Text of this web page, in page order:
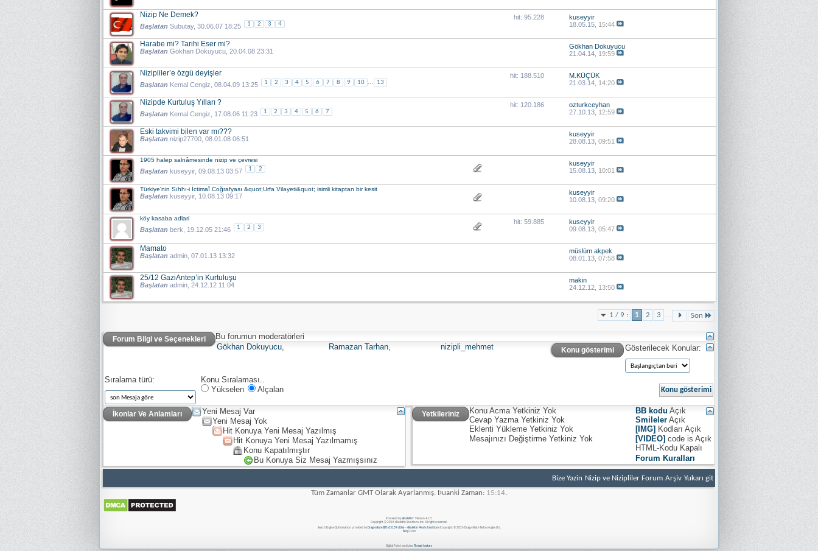
Nizip Ne Demek?
Başlatan Subutay, 30.06.07 18:25 1 2 3 4
hit: 95.228
kuseyyir
18.05.15, 15:44
Harabe mi? Tarihi Eser mi?
Başlatan Gökhan Dokuyucu , 20.04.08 23:31
Gökhan Dokuyucu
21.04.14, 19:59
Nizipliler’e özgü deyişler
Başlatan Kemal Cengiz , 08.04.09 13:25 1 2 3 4 5 6 7 8 9 10 ... 13
hit: 188.510
M.KÜÇÜK
21.03.14, 14:20
Nizipde Kurtuluş Yılları ?
Başlatan Kemal Cengiz , 17.08.06 11:23 1 2 3 4 5 6 7
hit: 120.186
ozturkceyhan
27.10.13, 12:59
Eski takvimi bilen var mı???
Başlatan nizip27700 , 08.01.08 06:51
kuseyyir
28.08.13, 09:51
1905 halep salnâmesinde nizip ve çevresi
Başlatan kuseyyir, 09.08.13 03:57 1 2
kuseyyir
15.08.13, 10:01
Türkiye'nin Sıhhı-i İctimaî Coğrafyası &quot;Urfa Vilayeti&quot; isimli kitaptan bir kesit
Başlatan kuseyyir, 10.08.13 09:17
kuseyyir
10.08.13, 09:20
köy kasaba adlari
Başlatan berk , 19.12.05 21:46 1 2 3
hit: 59.885
kuseyyir
09.08.13, 05:47
Mamato
Başlatan admin , 07.01.13 13:32
müslüm akpek
08.01.13, 07:58
25/12 GaziAntep’in Kurtuluşu
Başlatan admin , 24.12.12 11:04
makin
24.12.12, 13:50
1 / 9 : 1 2 3 Son
Forum Bilgi ve Seçenekleri
Bu forumun moderatörleri
Gökhan Dokuyucu
Ramazan Tarhan nizipli_mehmet Konu gösterimi Gösterilecek Konular:
Sıralama türü:
Konu Sıralaması..
Yükselen
Alçalan
İkonlar Ve Anlamları
Yeni Mesaj Var
Yeni Mesaj Yok
Hit Konuya Yeni Mesaj Yazılmış
Hit Konuya Yeni Mesaj Yazılmamış
Konu Kapatılmıştır
Bu Konuya Siz Mesaj Yazmışsınız
Yetkileriniz Konu Acma Yetkiniz Yok
Cevap Yazma Yetkiniz Yok
Eklenti Yükleme Yetkiniz Yok
Mesajınızı Değiştirme Yetkiniz Yok
BB kodu Açık
Smileler Açık
[IMG] Kodları Açık
[VIDEO] code is Açık
HTML-Kodu Kapalı
Forum Kuralları
Bize Yazin Nizip ve Nizipliler Forum Arşiv Yukarı git
Tüm Zamanlar GMT Olarak Ayarlanmış. Þuanki Zaman: 15:14.
Powered by vBulletin® Version 4.2.5
Copyright © 2026 vBulletin Solutions, Inc. All rights reserved.
Search Engine Optimisation provided by DragonByte SEO v2.0.39 (Lite)- vBulletin Mods & AddonsCopyright © 2026 DragonByte Technologies Ltd.
Nizip.Com
Digital Point modules: Thread Avatars